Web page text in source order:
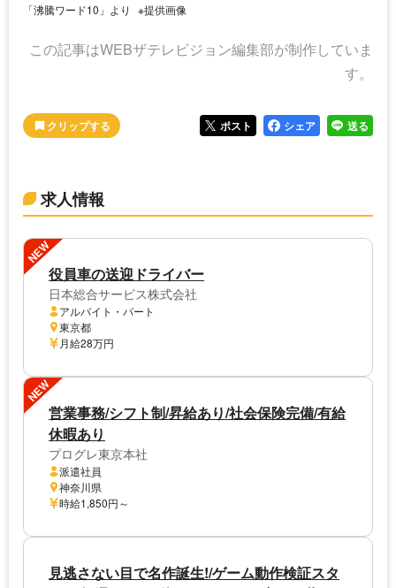
「沸騰ワード10」より ※提供画像
この記事はWEBザテレビジョン編集部が制作していま
す。
ポスト シェア 送る
求人情報
NEW
役員車の送迎ドライバー
日本総合サービス株式会社
アルバイト・パート
東京都
月給28万円
NEW
営業事務/シフト制/昇給あり/社会保険完備/有給
休暇あり
プログレ東京本社
派遣社員
神奈川県
時給1,850円～
見逃さない目で名作誕生!/ゲーム動作検証スタ